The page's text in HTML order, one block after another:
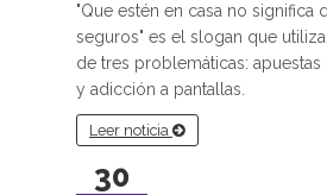
"Que estén en casa no significa
seguros" es el slogan que
de tres problemáticas:
y adicción a pantallas.
Leer noticia
30